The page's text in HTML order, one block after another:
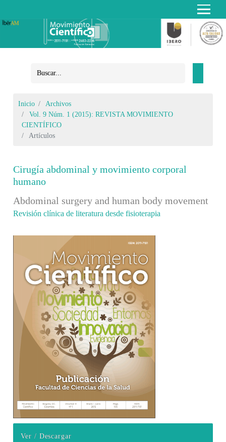
Inicio
Archivos
Vol. 9 Núm. 1 (2015): REVISTA MOVIMIENTO
CIENTÍFICO
Artículos
Cirugía abdominal y movimiento corporal
humano
Abdominal surgery and human body movement
Revisión clínica de literatura desde fisioterapia
Barra lateral del artículo
Ver / Descargar